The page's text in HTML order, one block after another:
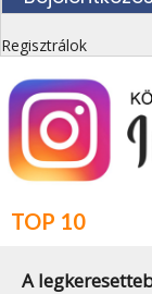
Regisztrálok
TOP 10
A